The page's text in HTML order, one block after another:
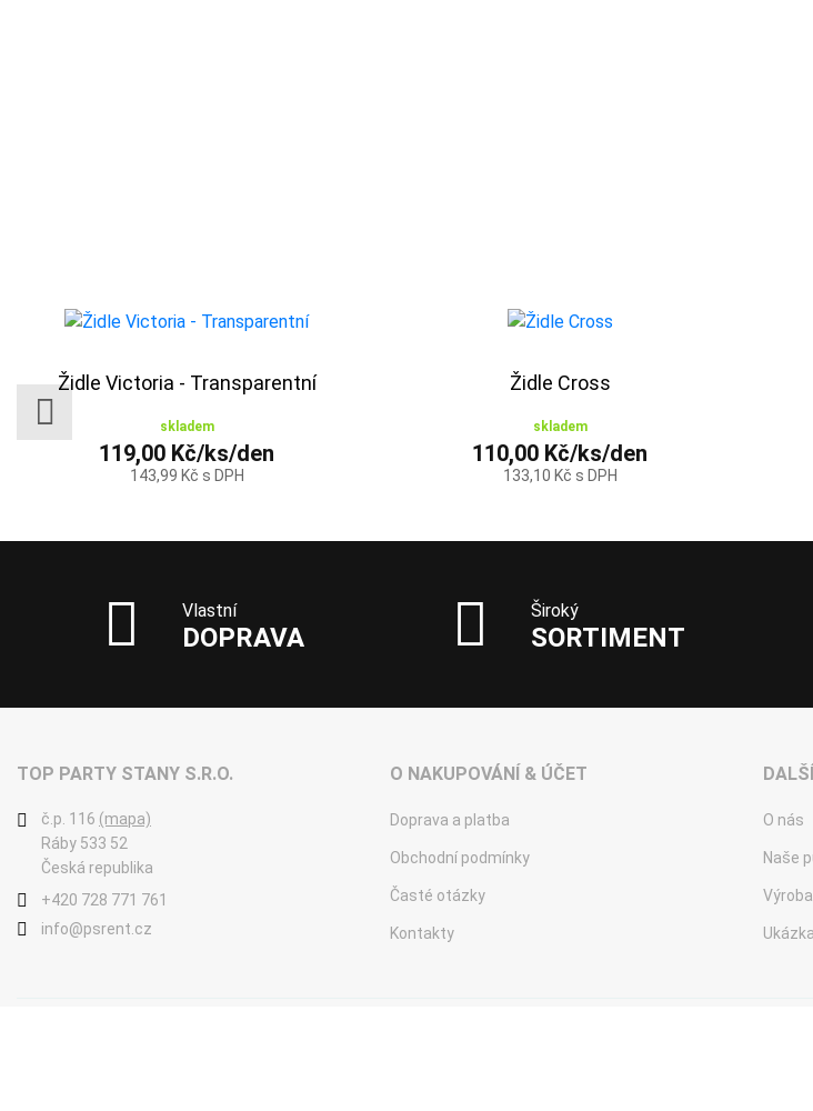
Židle Victoria - Transparentní
skladem
119,00 Kč/ks/den
143,99 Kč s DPH
Židle Cross
skladem
110,00 Kč/ks/den
133,10 Kč s DPH
Vlastní
DOPRAVA
Široký
SORTIMENT
TOP PARTY STANY S.R.O.
č.p. 116 (mapa)
Ráby 533 52
Česká republika
+420 728 771 761
info@psrent.cz
O NAKUPOVÁNÍ & ÚČET
Doprava a platba
Obchodní podmínky
Časté otázky
Kontakty
O nás
Naše